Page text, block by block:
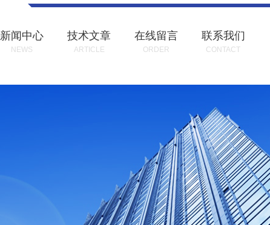
新闻中心
NEWS
技术文章
ARTICLE
在线留言
ORDER
联系我们
CONTACT